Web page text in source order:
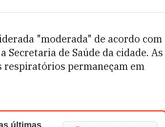
"moderada" de acordo com
de Saúde da cidade. As
respiratórios permaneçam em
últimas